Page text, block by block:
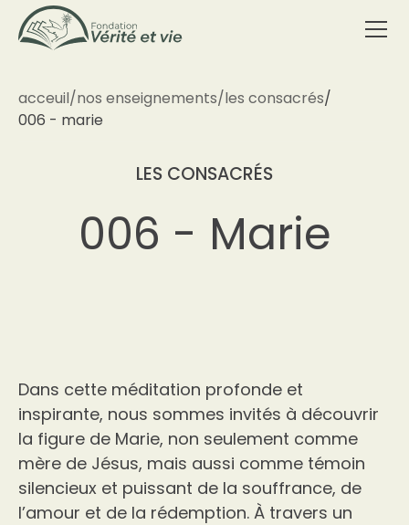
acceuil/nos enseignements/les consacrés/
006 - marie
LES CONSACRÉS
006 - Marie
Dans cette méditation profonde et
inspirante, nous sommes invités à découvrir
la figure de Marie, non seulement comme
mère de Jésus, mais aussi comme témoin
silencieux et puissant de la souffrance, de
l’amour et de la rédemption. À travers un